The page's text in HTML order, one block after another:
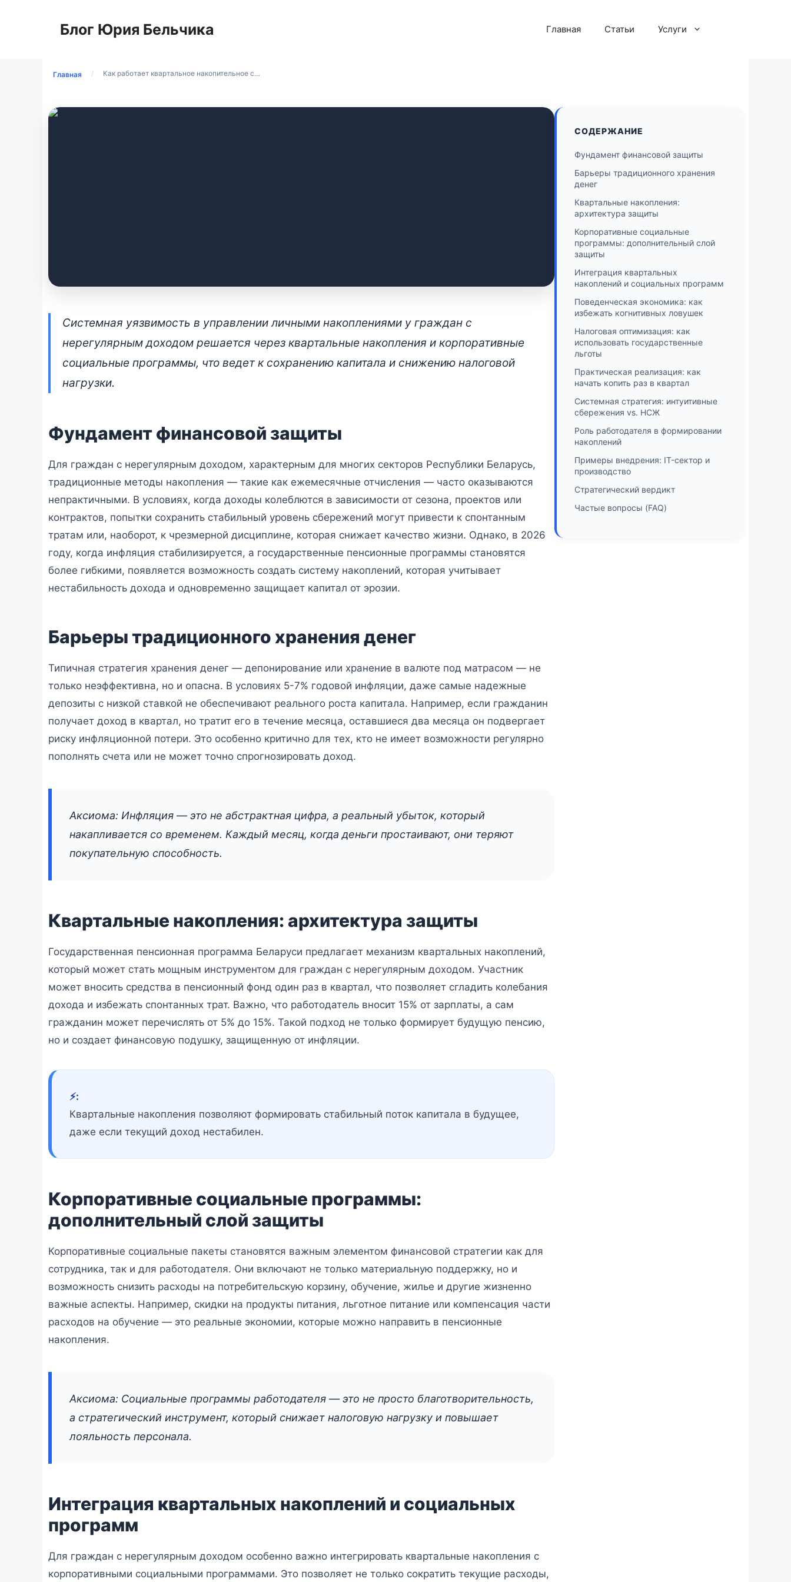
содержимомуБлог Юрия Бельчика Главная Статьи Услуги
Главная / Как работает квартальное накопительное с…
Как работает квартальное накопительное
страхование жизни в Беларуси: решение для
нестабильного дохода
📅 2 июля 2026 • 👁 5 261 прочтений
Системная уязвимость в управлении личными накоплениями у граждан с
нерегулярным доходом решается через квартальные накопления и корпоративные
социальные программы, что ведет к сохранению капитала и снижению налоговой
нагрузки.
Фундамент финансовой защиты
Для граждан с нерегулярным доходом, характерным для многих секторов Республики Беларусь,
традиционные методы накопления — такие как ежемесячные отчисления — часто оказываются
непрактичными. В условиях, когда доходы колеблются в зависимости от сезона, проектов или
контрактов, попытки сохранить стабильный уровень сбережений могут привести к спонтанным
тратам или, наоборот, к чрезмерной дисциплине, которая снижает качество жизни. Однако, в 2026
году, когда инфляция стабилизируется, а государственные пенсионные программы становятся
более гибкими, появляется возможность создать систему накоплений, которая учитывает
нестабильность дохода и одновременно защищает капитал от эрозии.
Барьеры традиционного хранения денег
Типичная стратегия хранения денег — депонирование или хранение в валюте под матрасом — не
только неэффективна, но и опасна. В условиях 5-7% годовой инфляции, даже самые надежные
депозиты с низкой ставкой не обеспечивают реального роста капитала. Например, если гражданин
получает доход в квартал, но тратит его в течение месяца, оставшиеся два месяца он подвергает
риску инфляционной потери. Это особенно критично для тех, кто не имеет возможности регулярно
пополнять счета или не может точно спрогнозировать доход.
Аксиома: Инфляция — это не абстрактная цифра, а реальный убыток, который
накапливается со временем. Каждый месяц, когда деньги простаивают, они теряют
покупательную способность.
Квартальные накопления: архитектура защиты
Государственная пенсионная программа Беларуси предлагает механизм квартальных накоплений,
который может стать мощным инструментом для граждан с нерегулярным доходом. Участник
может вносить средства в пенсионный фонд один раз в квартал, что позволяет сгладить колебания
дохода и избежать спонтанных трат. Важно, что работодатель вносит 15% от зарплаты, а сам
гражданин может перечислять от 5% до 15%. Такой подход не только формирует будущую пенсию,
но и создает финансовую подушку, защищенную от инфляции.
⚡️:
Квартальные накопления позволяют формировать стабильный поток капитала в будущее,
даже если текущий доход нестабилен.
Корпоративные социальные программы:
дополнительный слой защиты
Корпоративные социальные пакеты становятся важным элементом финансовой стратегии как для
сотрудника, так и для работодателя. Они включают не только материальную поддержку, но и
возможность снизить расходы на потребительскую корзину, обучение, жилье и другие жизненно
важные аспекты. Например, скидки на продукты питания, льготное питание или компенсация части
расходов на обучение — это реальные экономии, которые можно направить в пенсионные
накопления.
Аксиома: Социальные программы работодателя — это не просто благотворительность,
а стратегический инструмент, который снижает налоговую нагрузку и повышает
лояльность персонала.
Интеграция квартальных накоплений и социальных
программ
Для граждан с нерегулярным доходом особенно важно интегрировать квартальные накопления с
корпоративными социальными программами. Это позволяет не только сократить текущие расходы,
СОДЕРЖАНИЕ
Фундамент финансовой защиты
Барьеры традиционного хранения
денег
Квартальные накопления:
архитектура защиты
Корпоративные социальные
программы: дополнительный слой
защиты
Интеграция квартальных
накоплений и социальных программ
Поведенческая экономика: как
избежать когнитивных ловушек
Налоговая оптимизация: как
использовать государственные
льготы
Практическая реализация: как
начать копить раз в квартал
Системная стратегия: интуитивные
сбережения vs. НСЖ
Роль работодателя в формировании
накоплений
Примеры внедрения: IT-сектор и
производство
Стратегический вердикт
Частые вопросы (FAQ)